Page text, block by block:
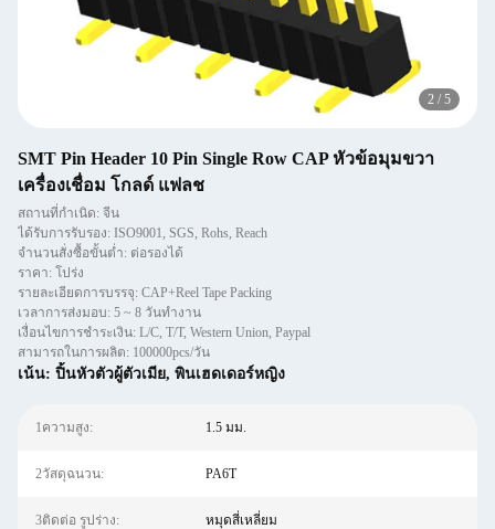
2 / 5
SMT Pin Header 10 Pin Single Row CAP หัวข้อมุมขวา
เครื่องเชื่อม โกลด์ แฟลช
สถานที่กำเนิด: จีน
ได้รับการรับรอง: ISO9001, SGS, Rohs, Reach
จำนวนสั่งซื้อขั้นต่ำ: ต่อรองได้
ราคา: โปร่ง
รายละเอียดการบรรจุ: CAP+Reel Tape Packing
เวลาการส่งมอบ: 5 ~ 8 วันทํางาน
เงื่อนไขการชำระเงิน: L/C, T/T, Western Union, Paypal
สามารถในการผลิต: 100000pcs/วัน
เน้น: ปิ้นหัวตัวผู้ตัวเมีย, พินเฮดเดอร์หญิง
1ความสูง: 1.5 มม.
2วัสดุฉนวน: PA6T
3ติดต่อ รูปร่าง: หมุดสี่เหลี่ยม